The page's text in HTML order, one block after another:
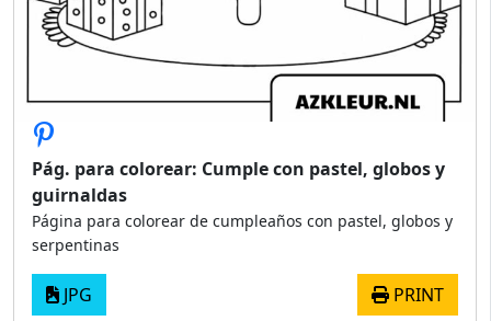
Pág. para colorear: Cumple con pastel, globos y
guirnaldas
Página para colorear de cumpleaños con pastel, globos y
serpentinas
JPG PRINT